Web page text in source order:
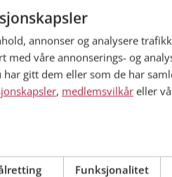
Jeg er en:
annonser og analysere
våre annonserings- og
gitt dem eller som de har
, medlemsvilkår eller
Funksjonalitet